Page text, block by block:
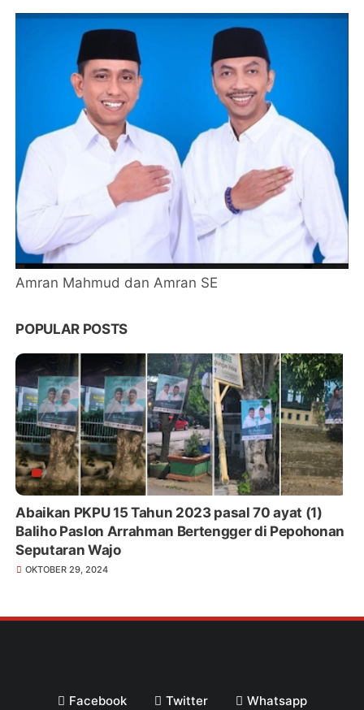
Amran Mahmud dan Amran SE
POPULAR POSTS
Abaikan PKPU 15 Tahun 2023 pasal 70 ayat (1)
Baliho Paslon Arrahman Bertengger di Pepohonan
Seputaran Wajo
OKTOBER 29, 2024
Facebook Twitter
Whatsapp